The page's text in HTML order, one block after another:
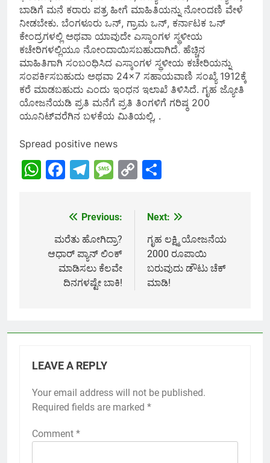
ಬಾಡಿಗೆ ಮನೆ ಕರಾರು ಪತ್ರ ಹೀಗೆ ಮಾಹಿತಿಯನ್ನು ನೋಂದಣಿ ವೇಳೆ
ನೀಡಬೇಕು. ಬೆಂಗಳೂರು ಒನ್, ಗ್ರಾಮ ಒನ್, ಕರ್ನಾಟಕ ಒನ್
ಕೇಂದ್ರಗಳಲ್ಲಿ ಅಥವಾ ಯಾವುದೇ ಎಸ್ಕಾಂಗಳ ಸ್ಥಳೀಯ
ಕಚೇರಿಗಳಲ್ಲಿಯೂ ನೋಂದಾಯಿಸಬಹುದಾಗಿದೆ. ಹೆಚ್ಚಿನ
ಮಾಹಿತಿಗಾಗಿ ಸಂಬಂಧಿಸಿದ ಎಸ್ಕಾಂಗಳ ಸ್ಥಳೀಯ ಕಚೇರಿಯನ್ನು
ಸಂಪರ್ಕಿಸಬಹುದು ಅಥವಾ 24×7 ಸಹಾಯವಾಣಿ ಸಂಖ್ಯೆ 1912ಕ್ಕೆ
ಕರೆ ಮಾಡಬಹುದು ಎಂದು ಇಂಧನ ಇಲಾಖೆ ತಿಳಿಸಿದೆ. ಗೃಹ ಜ್ಯೋತಿ
ಯೋಜನೆಯಡಿ ಪ್ರತಿ ಮನೆಗೆ ಪ್ರತಿ ತಿಂಗಳಿಗೆ ಗರಿಷ್ಠ 200
ಯೂನಿಟ್‌ವರೆಗಿನ ಬಳಕೆಯ ಮಿತಿಯಲ್ಲಿ, .
Spread positive news
WhatsApp
Facebook
Telegram
Message
Copy
navigation
Previous:
ಮರೆತು ಹೋಗಿದ್ರಾ?
ಆಧಾರ್‌ ಪ್ಯಾನ್‌ ಲಿಂಕ್‌
ಮಾಡಿಸಲು ಕೆಲವೇ
ದಿನಗಳಷ್ಟೇ ಬಾಕಿ!
Next:
ಗೃಹ ಲಕ್ಷ್ಮಿ ಯೋಜನೆಯ
2000 ರೂಪಾಯಿ
ಬರುವುದು ಡೌಟು ಚೆಕ್
ಮಾಡಿ!
LEAVE A REPLY
Your email address will not be published.
Required fields are marked *
Comment *